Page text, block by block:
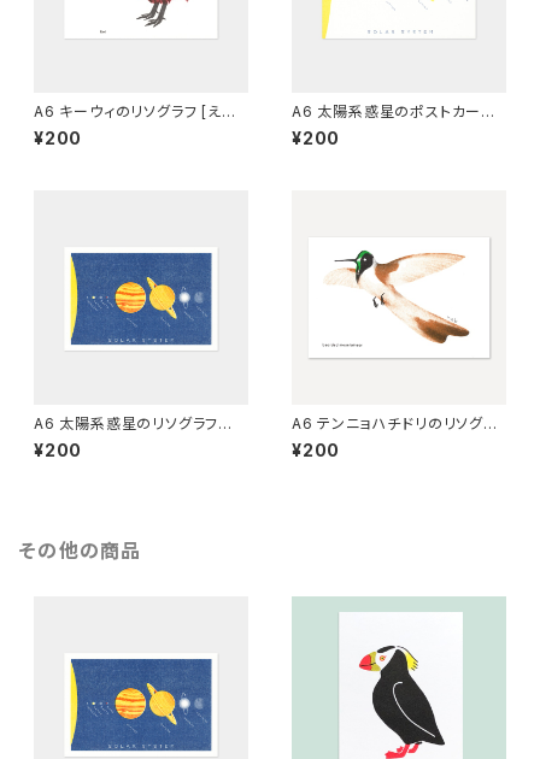
A6 キーウィのリソグラフ [えん
じ]
¥200
A6 太陽系惑星のポストカード
（白）[グラフィー]
¥200
A6 太陽系惑星のリソグラフ
（青）[グラフィー]
¥200
A6 テンニョハチドリのリソグラ
フ
¥200
その他の商品